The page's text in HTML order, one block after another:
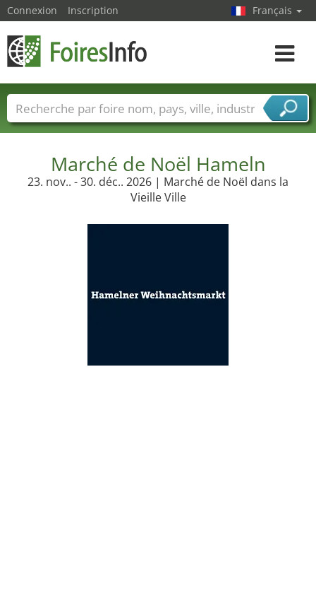
Marché de Noël Hameln
23. nov.. - 30. déc.. 2026 | Marché de Noël dans la
Vieille Ville
Connexion Inscription Français
Toggle
Foire noms Pays Villes
Secteurs de foire